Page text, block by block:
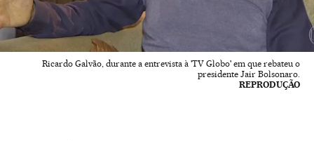
Ricardo Galvão, durante a entrevista à 'TV Globo' em que rebateu o
presidente Jair Bolsonaro.
REPRODUÇÃO